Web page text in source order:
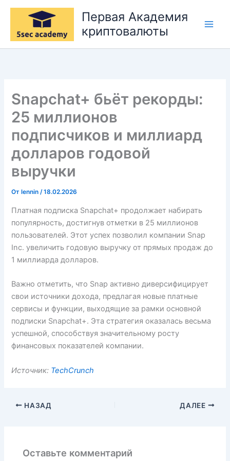
Перейти
содержимому
Первая Академия
криптовалюты
Snapchat+ бьёт рекорды:
25 миллионов
подписчиков и миллиард
долларов годовой
выручки
От lennin/18.02.2026
Платная подписка Snapchat+ продолжает набирать
популярность, достигнув отметки в 25 миллионов
пользователей. Этот успех позволил компании Snap
Inc. увеличить годовую выручку от прямых продаж до
1 миллиарда долларов.
Важно отметить, что Snap активно диверсифицирует
свои источники дохода, предлагая новые платные
сервисы и функции, выходящие за рамки основной
подписки Snapchat+. Эта стратегия оказалась весьма
успешной, способствуя значительному росту
финансовых показателей компании.
Источник: TechCrunch
НАЗАД ДАЛЕЕ
Оставьте комментарий